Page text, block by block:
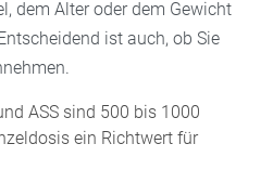
dem Alter oder dem Gewicht
ist auch, ob Sie
ASS sind 500 bis 1000
ein Richtwert für